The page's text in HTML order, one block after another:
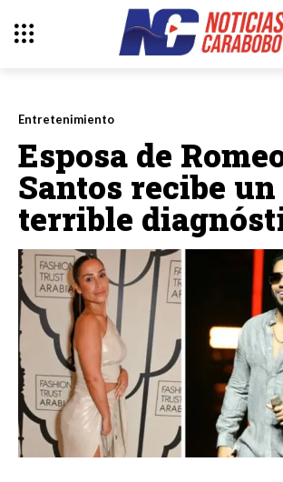
Entretenimiento
Esposa de
Santos recibe un
terrible